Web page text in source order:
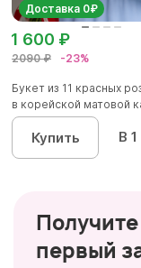
Доставка 0₽
2090 ₽ -23%
1 600 ₽
Букет из 11 красных
в корейской матовой
Купить В
Получите
первый